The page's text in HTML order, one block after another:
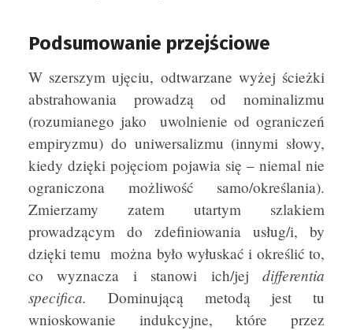
Podsumowanie przejściowe
W szerszym ujęciu, odtwarzane wyżej ścieżki
abstrahowania prowadzą od nominalizmu
(rozumianego jako uwolnienie od ograniczeń
empiryzmu) do uniwersalizmu (innymi słowy,
kiedy dzięki pojęciom pojawia się – niemal nie
ograniczona możliwość samo/określania).
Zmierzamy zatem utartym szlakiem
prowadzącym do zdefiniowania usług/i, by
dzięki temu można było wyłuskać i określić to,
co wyznacza i stanowi ich/jejdifferentia
specifica. Dominującą metodą jest tu
wnioskowanie indukcyjne, które przez